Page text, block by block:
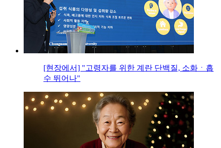
[현장에서] "고령자를 위한 계란 단백질, 소화ㆍ흡
수 뛰어나"